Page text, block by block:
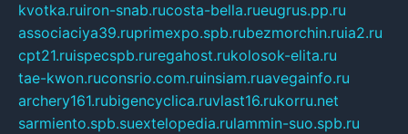
kvotka.ruiron-snab.rucosta-bella.rueugrus.pp.ru
associaciya39.ruprimexpo.spb.rubezmorchin.ruia2.ru
cpt21.ruispecspb.ruregahost.rukolosok-elita.ru
tae-kwon.ruconsrio.com.ruinsiam.ruavegainfo.ru
archery161.rubigencyclica.ruvlast16.rukorru.net
sarmiento.spb.suextelopedia.rulammin-suo.spb.ru